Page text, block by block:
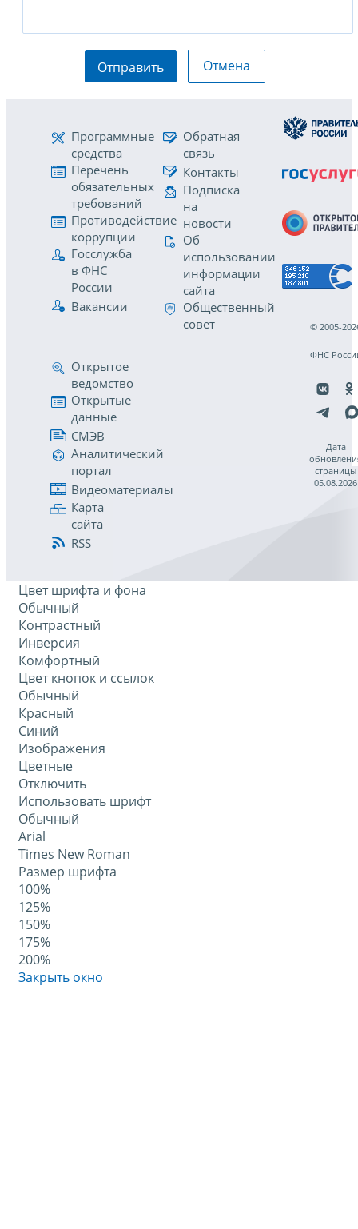
Отправить Отмена
Программные
средства
Перечень
обязательных
требований
Противодействие
коррупции
Госслужба
в ФНС
России
Вакансии
Обратная
связь
Контакты
Подписка
на
новости
Об
использовании
информации
сайта
Общественный
совет
Открытое
ведомство
Открытые
данные
СМЭВ
Аналитический
портал
Видеоматериалы
Карта
сайта
RSS
© 2005-
ФНС
Дата
страницы
05.08.2026
Цвет шрифта и фона
Обычный
Контрастный
Инверсия
Комфортный
Цвет кнопок и ссылок
Обычный
Красный
Синий
Изображения
Цветные
Отключить
Использовать шрифт
Обычный
Arial
Times New Roman
Размер шрифта
100%
125%
150%
175%
200%
Закрыть окно